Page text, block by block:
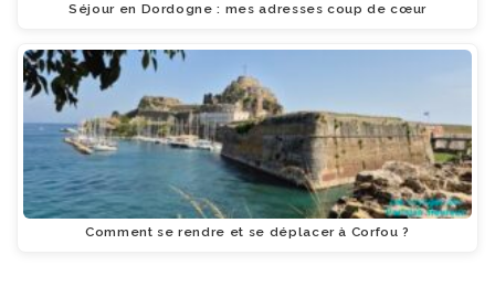
Séjour en Dordogne : mes adresses coup de cœur
Comment se rendre et se déplacer à Corfou ?